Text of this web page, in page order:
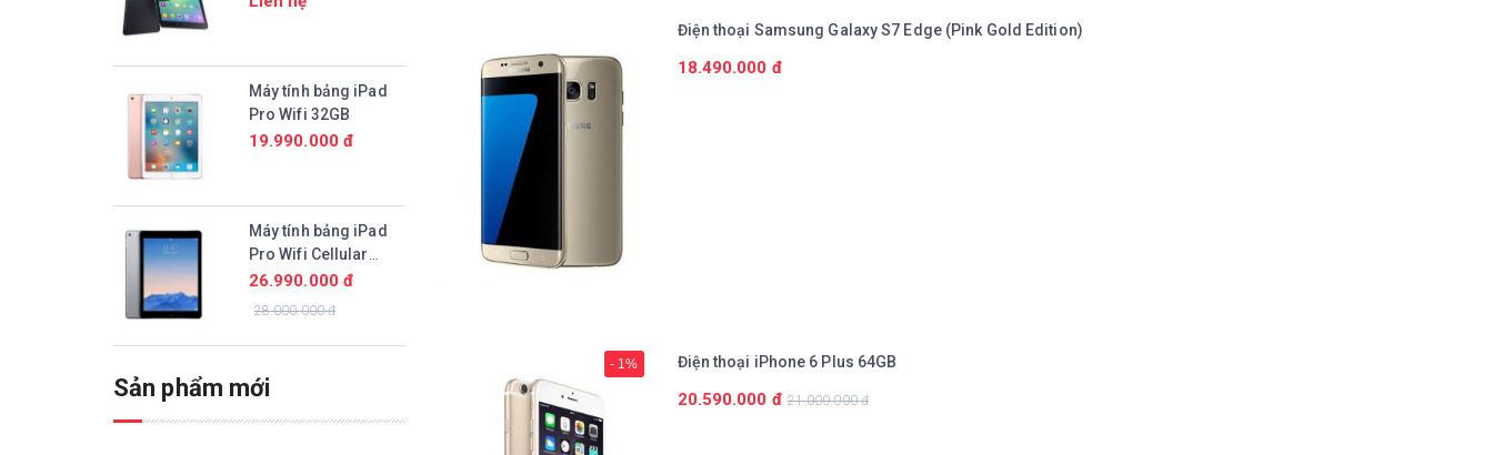
Máy tính bảng iPad
Pro Wifi 32GB
19.990.000 đ
Máy tính bảng iPad
Pro Wifi Cellular
128GB
26.990.000 đ
28.000.000 đ
Sản phẩm mới
Điện thoại Samsung Galaxy S7 Edge (Pink Gold Edition)
18.490.000 đ
- 1% Điện thoại iPhone 6 Plus 64GB
20.590.000 đ 21.000.000 đ